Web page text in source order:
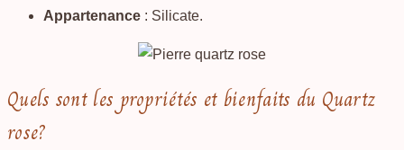
Appartenance : Silicate.
Quels sont les propriétés et bienfaits du Quartz
rose?